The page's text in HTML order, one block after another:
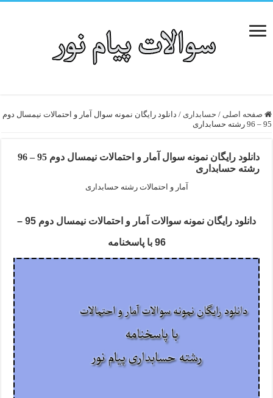
صفحه اصلی / حسابداری / دانلود رایگان نمونه سوال آمار و احتمالات نیمسال دوم
95 – 96 رشته حسابداری
دانلود رایگان نمونه سوال آمار و احتمالات نیمسال دوم 95 – 96
رشته حسابداری
آمار و احتمالات رشته حسابداری
دانلود رایگان نمونه سوالات آمار و احتمالات نیمسال دوم 95 –
96 با پاسخنامه